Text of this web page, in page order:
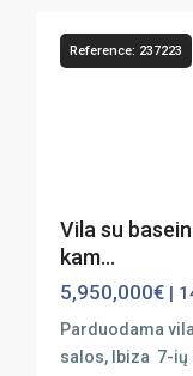
Reference: 237223
Vila su
kam...
5,950,000€ |
Parduodama
salos, Ibiza 7-ių